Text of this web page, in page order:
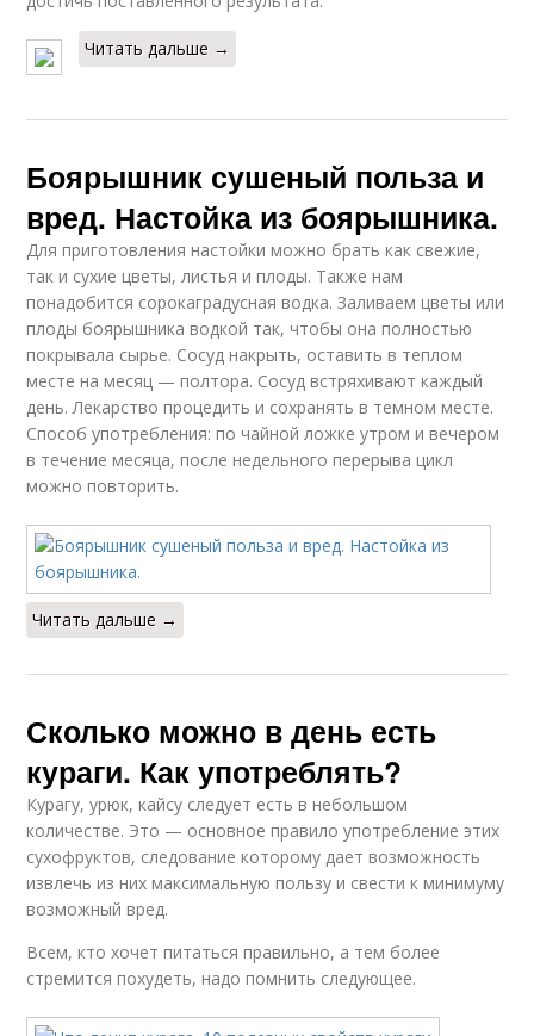
Читать дальше →
Боярышник сушеный польза и
вред. Настойка из боярышника.
Для приготовления настойки можно брать как свежие,
так и сухие цветы, листья и плоды. Также нам
понадобится сорокаградусная водка. Заливаем цветы или
плоды боярышника водкой так, чтобы она полностью
покрывала сырье. Сосуд накрыть, оставить в теплом
месте на месяц — полтора. Сосуд встряхивают каждый
день. Лекарство процедить и сохранять в темном месте.
Способ употребления: по чайной ложке утром и вечером
в течение месяца, после недельного перерыва цикл
можно повторить.
Читать дальше →
Сколько можно в день есть
кураги. Как употреблять?
Курагу, урюк, кайсу следует есть в небольшом
количестве. Это — основное правило употребление этих
сухофруктов, следование которому дает возможность
извлечь из них максимальную пользу и свести к минимуму
возможный вред.
Всем, кто хочет питаться правильно, а тем более
стремится похудеть, надо помнить следующее.